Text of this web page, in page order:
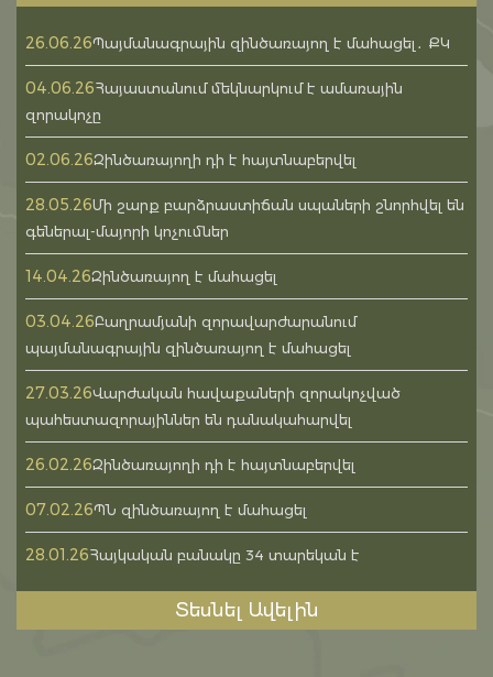
26.06.26Պայմանագրային զինծառայող է մահացել․ ՔԿ
04.06.26Հայաստանում մեկնարկում է ամառային
զորակոչը
02.06.26Զինծառայողի դի է հայտնաբերվել
28.05.26Մի շարք բարձրաստիճան սպաների շնորհվել են
գեներալ-մայորի կոչումներ
14.04.26Զինծառայող է մահացել
03.04.26Բաղրամյանի զորավարժարանում
պայմանագրային զինծառայող է մահացել
27.03.26Վարժական հավաքաների զորակոչված
պահեստազորայիններ են դանակահարվել
26.02.26Զինծառայողի դի է հայտնաբերվել
07.02.26ՊՆ զինծառայող է մահացել
28.01.26Հայկական բանակը 34 տարեկան է
Տեսնել Ավելին